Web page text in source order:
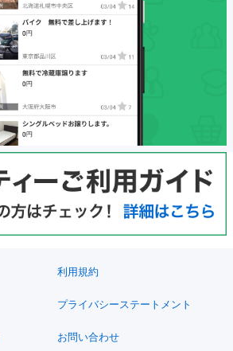
利用規約
プライバシーステートメント
お問い合わせ